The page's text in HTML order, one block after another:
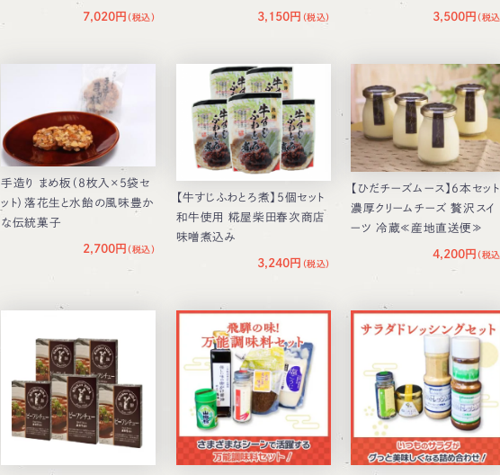
7,020円 3,150円 3,500円
手造り まめ板（8枚入×5袋セ
ット）落花生と水飴の風味豊か
な伝統菓子
2,700円
【牛すじふわとろ煮】5個セット
和牛使用 糀屋柴田春次商店
味噌煮込み
3,240円
【ひだチーズムース】6本セット
濃厚クリームチーズ 贅沢スイ
ーツ 冷蔵≪産地直送便≫
4,200円